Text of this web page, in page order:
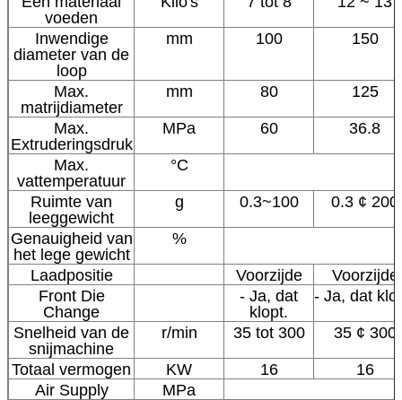
voeden
Inwendige
diameter van de
loop
mm 100 150
Max.
matrijdiameter
mm 80 125
Max.
Extruderingsdruk
MPa 60 36.8
Max.
vattemperatuur
°C
Ruimte van
leeggewicht
g 0.3~100 0.3 ¢ 200
Genauigheid van
het lege gewicht
%
Laadpositie Voorzijde
Voorzijde
Front Die
Change
- Ja, dat
klopt.
- Ja, dat
Snelheid van de
snijmachine
r/min 35 tot 300 35 ¢ 300
Totaal vermogen KW 16
16
Air Supply
MPa